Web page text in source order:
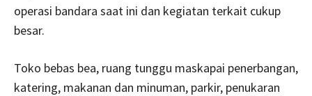
operasi bandara saat ini dan kegiatan terkait cukup
besar.
Toko bebas bea, ruang tunggu maskapai penerbangan,
katering, makanan dan minuman, parkir, penukaran